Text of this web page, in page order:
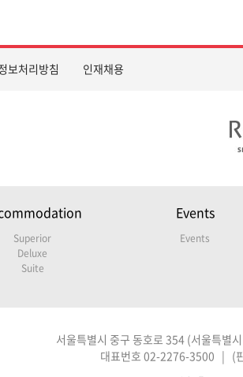
보처리방침 인재채용
Superior
Deluxe
Suite
Events
Events
서울특별시 중구 동호로 354 (서울특별
대표번호 02-2276-3500 | (